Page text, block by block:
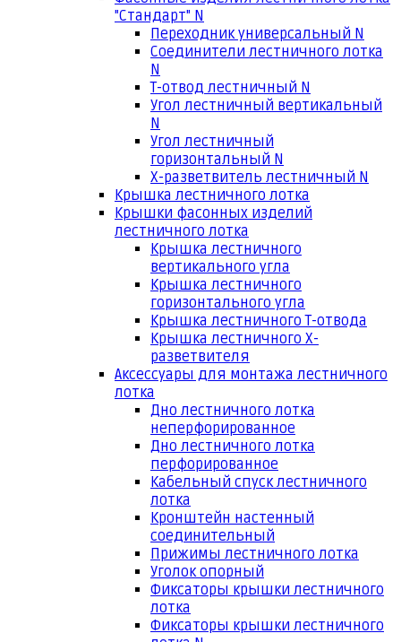
"Стандарт" N
Переходник универсальный N
Соединители лестничного лотка
N
Т-отвод лестничный N
Угол лестничный вертикальный
N
Угол лестничный
горизонтальный N
Х-разветвитель лестничный N
Крышка лестничного лотка
Крышки фасонных изделий
лестничного лотка
Крышка лестничного
вертикального угла
Крышка лестничного
горизонтального угла
Крышка лестничного Т-отвода
Крышка лестничного Х-
разветвителя
Аксессуары для монтажа лестничного
лотка
Дно лестничного лотка
неперфорированное
Дно лестничного лотка
перфорированное
Кабельный спуск лестничного
лотка
Кронштейн настенный
соединительный
Прижимы лестничного лотка
Уголок опорный
Фиксаторы крышки лестничного
лотка
Фиксаторы крышки лестничного